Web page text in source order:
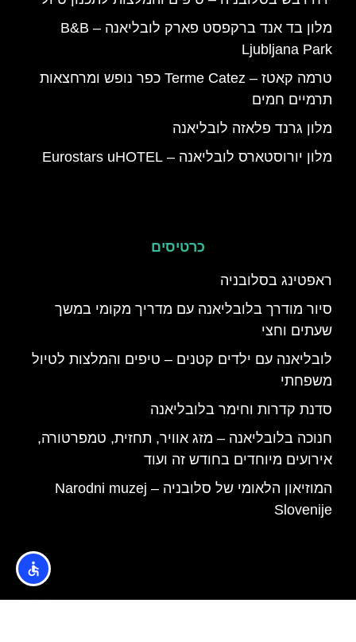
מלון בד אנד ברקפסט פארק לובליאנה – B&B
Ljubljana Park
טרמה קאטז – Terme Catez כפר נופש ומרחצאות
תרמיים חמים
מלון גרנד פלאזה לובליאנה
מלון יורוסטארס לובליאנה – Eurostars uHOTEL
כרטיסים
ראפטינג בסלובניה
סיור מודרך בלובליאנה עם מדריך מקומי במשך
שעתים וחצי
לובליאנה עם ילדים קטנים – טיפים והמלצות לטיול
משפחתי
סדנת קדרות וחימר בלובליאנה
חנוכה בלובליאנה – מזג אוויר, תחזית, טמפרטורה,
אירועים מיוחדים בחודש זה ועוד
המוזיאון הלאומי של סלובניה – Narodni muzej
Slovenije